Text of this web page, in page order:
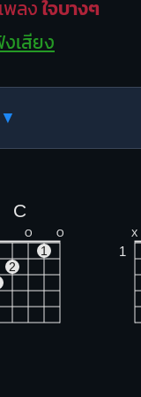
พลงใจบางๆ
เสียง
C
O O
1
2
X
1